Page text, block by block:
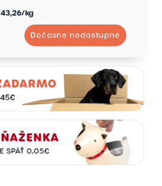
43,26/kg
Dočasne nedostupné